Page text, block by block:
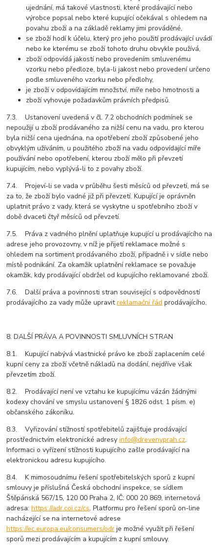
ujednání, má takové vlastnosti, které prodávající nebo
výrobce popsal nebo které kupující očekával s ohledem na
povahu zboží a na základě reklamy jimi prováděné,
se zboží hodí k účelu, který pro jeho použití prodávající uvádí
nebo ke kterému se zboží tohoto druhu obvykle používá,
zboží odpovídá jakostí nebo provedením smluvenému
vzorku nebo předloze, byla-li jakost nebo provedení určeno
podle smluveného vzorku nebo předlohy,
je zboží v odpovídajícím množství, míře nebo hmotnosti a
zboží vyhovuje požadavkům právních předpisů.
7.3. Ustanovení uvedená v čl. 7.2 obchodních podmínek se
nepoužijí u zboží prodávaného za nižší cenu na vadu, pro kterou
byla nižší cena ujednána, na opotřebení zboží způsobené jeho
obvyklým užíváním, u použitého zboží na vadu odpovídající míře
používání nebo opotřebení, kterou zboží mělo při převzetí
kupujícím, nebo vyplývá-li to z povahy zboží.
7.4. Projeví-li se vada v průběhu šesti měsíců od převzetí, má se
za to, že zboží bylo vadné již při převzetí. Kupující je oprávněn
uplatnit právo z vady, která se vyskytne u spotřebního zboží v
době dvaceti čtyř měsíců od převzetí.
7.5. Práva z vadného plnění uplatňuje kupující u prodávajícího na
adrese jeho provozovny, v níž je přijetí reklamace možné s
ohledem na sortiment prodávaného zboží, případně i v sídle nebo
místě podnikání. Za okamžik uplatnění reklamace se považuje
okamžik, kdy prodávající obdržel od kupujícího reklamované zboží.
7.6. Další práva a povinnosti stran související s odpovědností
prodávajícího za vady může upravitreklamační řád prodávajícího.
8. DALŠÍ PRÁVA A POVINNOSTI SMLUVNÍCH STRAN
8.1. Kupující nabývá vlastnické právo ke zboží zaplacením celé
kupní ceny za zboží včetně nákladů na dodání, nejdříve však
převzetím zboží.
8.2. Prodávající není ve vztahu ke kupujícímu vázán žádnými
kodexy chování ve smyslu ustanovení § 1826 odst. 1 písm. e)
občanského zákoníku.
8.3. Vyřizování stížností spotřebitelů zajišťuje prodávající
prostřednictvím elektronické adresyinfo@drevenyprah.cz.
Informaci o vyřízení stížnosti kupujícího zašle prodávající na
elektronickou adresu kupujícího.
8.4. K mimosoudnímu řešení spotřebitelských sporů z kupní
smlouvy je příslušná Česká obchodní inspekce, se sídlem
Štěpánská 567/15, 120 00 Praha 2, IČ: 000 20 869, internetová
adresa:https://adr.coi.cz/cs. Platformu pro řešení sporů on-line
nacházející se na internetové adrese
https://ec.europa.eu/consumers/odr je možné využít při řešení
sporů mezi prodávajícím a kupujícím z kupní smlouvy.